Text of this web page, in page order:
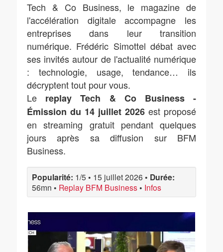
Tech & Co Business, le magazine de
l'accélération digitale accompagne les
entreprises dans leur transition
numérique. Frédéric Simottel débat avec
ses invités autour de l'actualité numérique
: technologie, usage, tendance… ils
décryptent tout pour vous.
Le replay Tech & Co Business -
Émission du 14 juillet 2026 est proposé
en streaming gratuit pendant quelques
jours après sa diffusion sur BFM
Business.
Popularité: 1/5 • 15 juillet 2026 • Durée:
56mn • Replay BFM Business • Infos